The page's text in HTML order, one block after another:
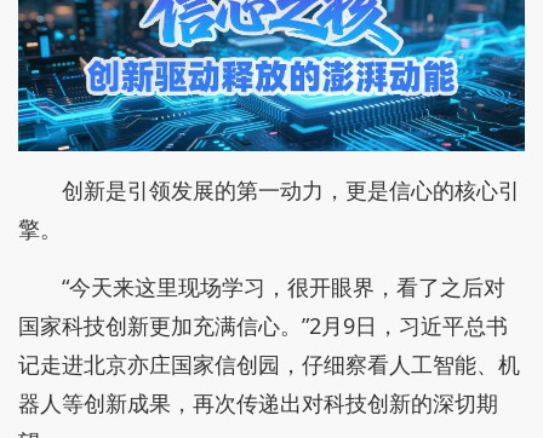
创新是引领发展的第一动力，更是信心的核心引
擎。
“今天来这里现场学习，很开眼界，看了之后对
国家科技创新更加充满信心。”2月9日，习近平总书
记走进北京亦庄国家信创园，仔细察看人工智能、机
器人等创新成果，再次传递出对科技创新的深切期